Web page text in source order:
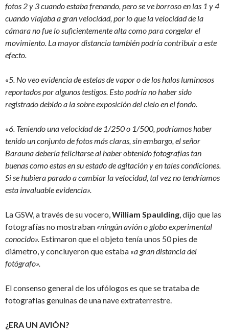
fotos 2 y 3 cuando estaba frenando, pero se ve borroso en las 1 y 4
cuando viajaba a gran velocidad, por lo que la velocidad de la
cámara no fue lo suficientemente alta como para congelar el
movimiento. La mayor distancia también podría contribuir a este
efecto.
«5. No veo evidencia de estelas de vapor o de los halos luminosos
reportados por algunos testigos. Esto podría no haber sido
registrado debido a la sobre exposición del cielo en el fondo.
«6. Teniendo una velocidad de 1/250 o 1/500, podríamos haber
tenido un conjunto de fotos más claras, sin embargo, el señor
Barauna debería felicitarse al haber obtenido fotografías tan
buenas como estas en su estado de agitación y en tales condiciones.
Si se hubiera parado a cambiar la velocidad, tal vez no tendríamos
esta invaluable evidencia».
La GSW, a través de su vocero,William Spaulding, dijo que las
fotografías no mostraban «ningún avión o globo experimental
conocido». Estimaron que el objeto tenía unos 50 pies de
diámetro, y concluyeron que estaba «a gran distancia del
fotógrafo».
El consenso general de los ufólogos es que se trataba de
fotografías genuinas de una nave extraterrestre.
¿ERA UN AVIÓN?